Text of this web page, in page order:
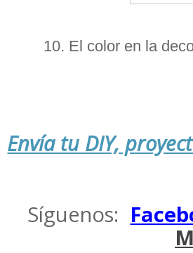
10. El color en la
Envía tu DIY,
Síguenos: